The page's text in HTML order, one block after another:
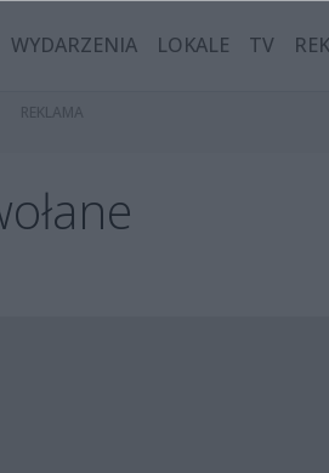
WYDARZENIA LOKALE TV